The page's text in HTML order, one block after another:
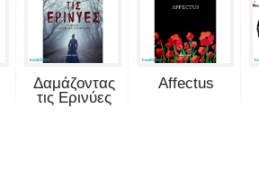
Δαμάζοντας
τις Ερινύες
Affectus